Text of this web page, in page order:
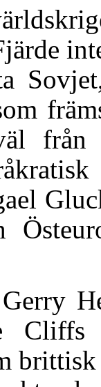
från
Cliffs